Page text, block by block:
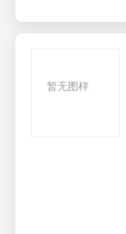
暂无图样